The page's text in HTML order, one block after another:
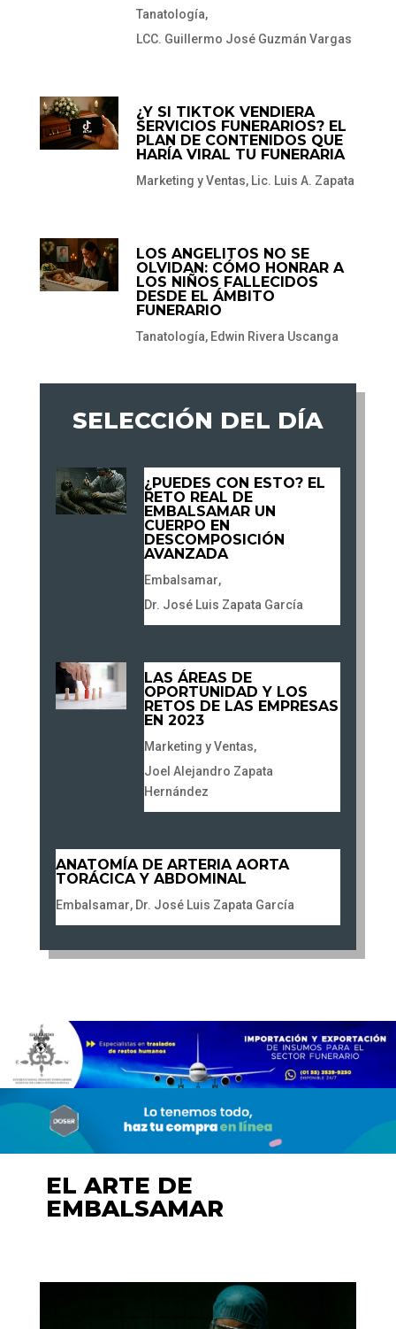
Tanatología,
LCC. Guillermo José Guzmán Vargas
¿Y SI TIKTOK VENDIERA
SERVICIOS FUNERARIOS? EL
PLAN DE CONTENIDOS QUE
HARÍA VIRAL TU FUNERARIA
Marketing y Ventas, Lic. Luis A. Zapata
LOS ANGELITOS NO SE
OLVIDAN: CÓMO HONRAR A
LOS NIÑOS FALLECIDOS
DESDE EL ÁMBITO
FUNERARIO
Tanatología, Edwin Rivera Uscanga
SELECCIÓN DEL DÍA
¿PUEDES CON ESTO? EL
RETO REAL DE
EMBALSAMAR UN
CUERPO EN
DESCOMPOSICIÓN
AVANZADA
Embalsamar,
Dr. José Luis Zapata García
LAS ÁREAS DE
OPORTUNIDAD Y LOS
RETOS DE LAS EMPRESAS
EN 2023
Marketing y Ventas,
Joel Alejandro Zapata
Hernández
ANATOMÍA DE ARTERIA AORTA
TORÁCICA Y ABDOMINAL
Embalsamar, Dr. José Luis Zapata García
EL ARTE DE
EMBALSAMAR